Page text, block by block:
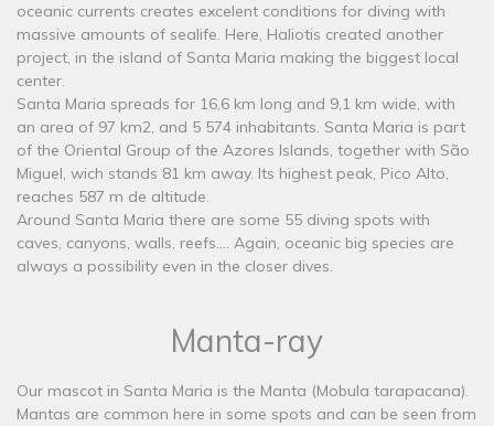
oceanic currents creates excelent conditions for diving with
massive amounts of sealife. Here, Haliotis created another
project, in the island of Santa Maria making the biggest local
center.
Santa Maria spreads for 16,6 km long and 9,1 km wide, with
an area of 97 km2, and 5 574 inhabitants. Santa Maria is part
of the Oriental Group of the Azores Islands, together with São
Miguel, wich stands 81 km away. Its highest peak, Pico Alto,
reaches 587 m de altitude.
Around Santa Maria there are some 55 diving spots with
caves, canyons, walls, reefs.... Again, oceanic big species are
always a possibility even in the closer dives.
Manta-ray
​Our mascot in Santa Maria is the Manta (Mobula tarapacana).
Mantas are common here in some spots and can be seen from